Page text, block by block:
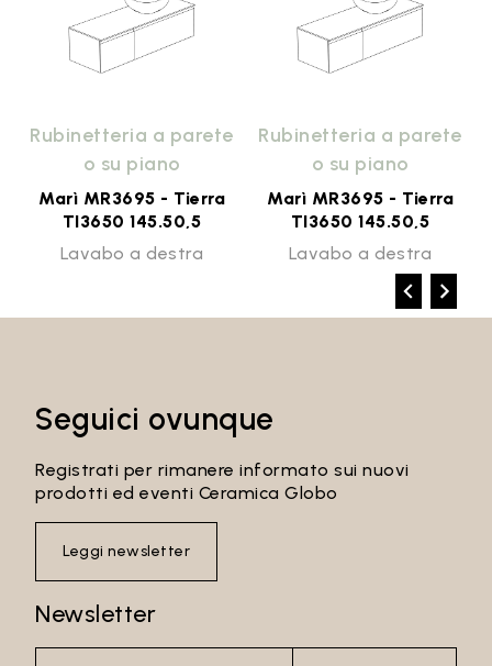
Rubinetteria a parete
o su piano
Marì MR3695 - Tierra
TI3650 145.50,5
Lavabo a destra
Rubinetteria a parete
o su piano
Marì MR3695 - Tierra
TI3650 145.50,5
Lavabo a destra
Seguici ovunque
Registrati per rimanere informato sui nuovi
prodotti ed eventi Ceramica Globo
Leggi newsletter
Newsletter